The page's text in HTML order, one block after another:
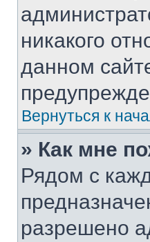
никакого
данном
Вернуться к
» Как мне
Рядом с
разрешено